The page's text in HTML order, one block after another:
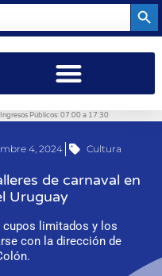
Públicos: 07:00 a 17:30
4, 2024 Cultura
de carnaval en
Uruguay
limitados y los
con la dirección de